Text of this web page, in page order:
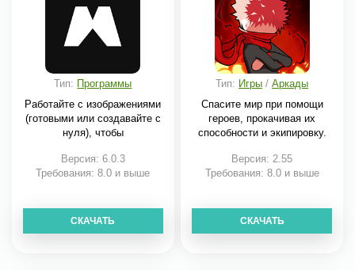
Тип: Программы
Работайте с изображениями
(готовыми или создавайте с
нуля), чтобы
Версия: 6.0.3
Требования: 8.0 и выше
СКАЧАТЬ
Тип: Игры /Аркады
Спасите мир при помощи
героев, прокачивая их
способности и экипировку.
Версия: 2.55
Требования: 8.0 и выше
СКАЧАТЬ